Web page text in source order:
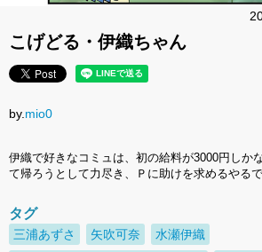
こげどる・伊織ちゃん
by. mio0
伊織で好きなコミュは、初の給料が3000円しか
て帰ろうとして力尽き、Ｐに助けを求めるやる
タグ
三浦あずさ 矢吹可奈
水瀬伊織